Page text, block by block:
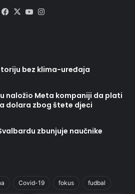
Facebook
X YouTube
bez klima-uređaja
naložio Meta kompaniji da plati
dolara zbog štete djeci
zbunjuje naučnike
Covid-19 fokus fudbal